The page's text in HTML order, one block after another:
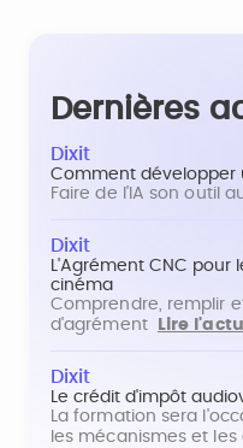
Dernières
Dixit
Comment développer
Faire de l'IA son outil
Dixit
L'Agrément CNC pour
cinéma
Comprendre, remplir
d'agrément
Lire
Dixit
Le crédit d'impôt
La formation sera
les mécanismes et